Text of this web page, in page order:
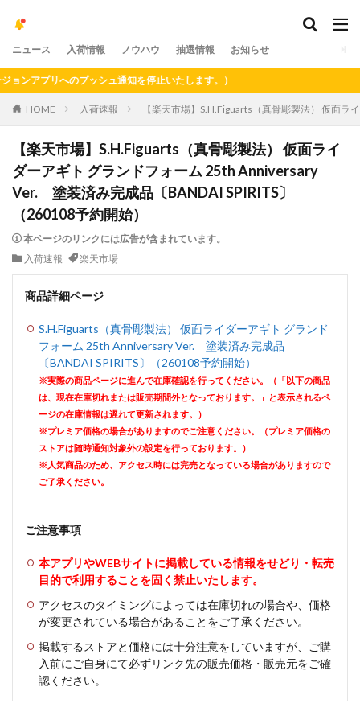
ニュース 入荷情報 ノウハウ 抽選情報 お知らせ
プリへのプッシュ通知を停止いたします。）
HOME 入荷速報 【楽天市場】S.H.Figuarts（真骨彫製法） 仮面
【楽天市場】S.H.Figuarts（真骨彫製法） 仮面ライ
ダーアギト グランドフォーム 25th Anniversary
Ver. 塗装済み完成品〔BANDAI SPIRITS〕
（260108予約開始）
本ページのリンクには広告が含まれています。
入荷速報
楽天市場
商品詳細ページ
S.H.Figuarts（真骨彫製法） 仮面ライダーアギト グランド
フォーム 25th Anniversary Ver. 塗装済み完成品
〔BANDAI SPIRITS〕（260108予約開始）
※実際の商品ページに進んで在庫確認を行ってください。（「以下の商品
は、現在在庫切れまたは販売期間外となっております。」と表示されるペ
ージの在庫情報は遅れて更新されます。）
※プレミア価格の場合がありますのでご注意ください。（プレミア価格の
ストアは随時通知対象外の設定を行っております。）
※人気商品のため、アクセス時には完売となっている場合がありますので
ご了承ください。
ご注意事項
本アプリやWEBサイトに掲載している情報をせどり・転売
目的で利用することを固く禁止いたします。
アクセスのタイミングによっては在庫切れの場合や、価格
が変更されている場合があることをご了承ください。
掲載するストアと価格には十分注意をしていますが、ご購
入前にご自身にて必ずリンク先の販売価格・販売元をご確
認ください。